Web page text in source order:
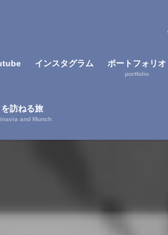
インスタグラム ポートフォリオ
portfolio
訪ねる旅
and Munch